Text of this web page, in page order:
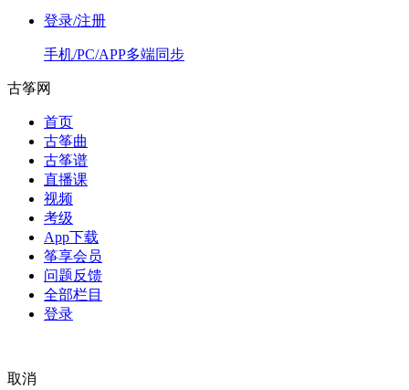
登录/注册
手机/PC/APP多端同步
古筝网
首页
古筝曲
古筝谱
直播课
视频
考级
App下载
筝享会员
问题反馈
全部栏目
登录
取消